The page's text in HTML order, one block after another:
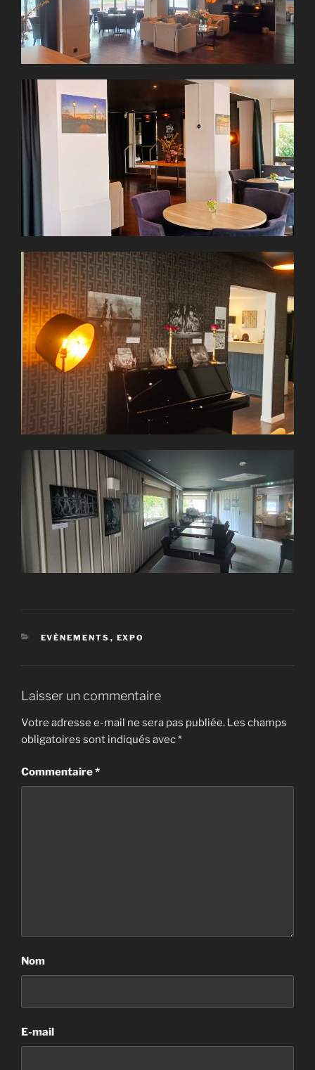
CATÉGORIES
EVÈNEMENTS , EXPO
Laisser un commentaire
Votre adresse e-mail ne sera pas publiée. Les champs
obligatoires sont indiqués avec*
Commentaire*
Nom
E-mail